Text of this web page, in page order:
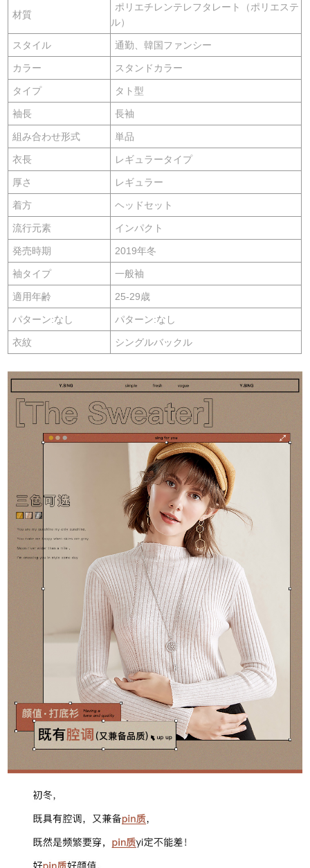
材質
ポリエチレンテレフタレート（ポリエステ
ル）
スタイル 通勤、韓国ファンシー
カラー スタンドカラー
タイプ タト型
袖長 長袖
組み合わせ形式 単品
衣長 レギュラータイプ
厚さ レギュラー
着方 ヘッドセット
流行元素 インパクト
発売時期 2019年冬
袖タイプ 一般袖
適用年齢 25-29歳
パターン:なし パターン:なし
衣紋 シングルバックル